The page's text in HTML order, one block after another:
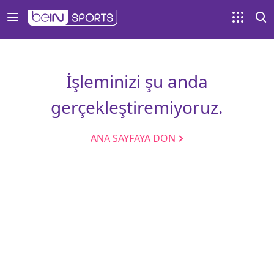
İşleminizi şu anda
gerçekleştiremiyoruz.
ANA SAYFAYA DÖN